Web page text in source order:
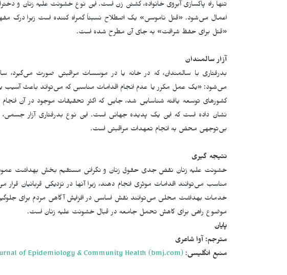
تنها راه پاکسازی آبروی خانواده، کشتن زن است. این نوع خشونت علیه زنان و
اعمال می‌شود. «قتل ناموسی» یک اصطلاح نسبتاً گمراه کننده است زیرا درک
«قتل برای حفظ شرافت» به جای آن مطرح شده است.
آزار سالمندان
بدرفتاری با سالمندان، که در خانه یا در موسسات مراقبتی صورت می‌گیرد،
می‌شود: «یک عمل مکرر یا عدم انجام اقدامات مناسبی که می‌­تواند باعث آسیب
کشورهای توسعه یافته شناسایی شد، جایی که اکثر تحقیقات موجود در آن
نشان داده است که این یک پدیده جهانی است. این نوع بدرفتاری آزار
بی‌توجهی محض به انجام تعهدات مراقبتی است.
نتیجه گیری
خشونت علیه زنان نقض جدی حقوق زنان و نگرانی مستقیم بخش بهداشت
مناسب می‌­توانند اقدامات موثری انجام دهند، زیرا آنها در نزدیکی قربانیان
خدمات بهداشت محلی می­‌توانند نقش اساسی در افزایش آگاهی مردم برای
موضوع راهی برای کاهش تحمل جامعه در قبال خشونت علیه زنان است.
پایان
مترجم: آوا شاعری
منبع انگلیسی:
of Epidemiology & Community Health (bmj.com)